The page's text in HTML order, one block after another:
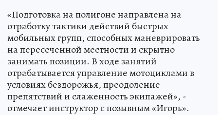
«Подготовка на полигоне направлена на
отработку тактики действий быстрых
мобильных групп, способных маневрировать
на пересеченной местности и скрытно
занимать позиции. В ходе занятий
отрабатывается управление мотоциклами в
условиях бездорожья, преодоление
препятствий и слаженность экипажей», -
отмечает инструктор с позывным «Игорь».